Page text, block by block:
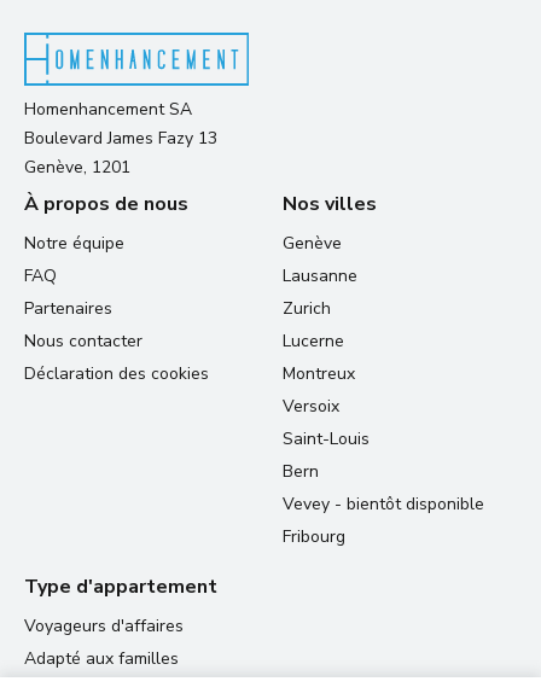
Homenhancement SA
Boulevard James Fazy 13
Genève, 1201
À propos de nous
Notre équipe
FAQ
Partenaires
Nous contacter
Déclaration des cookies
Nos villes
Genève
Lausanne
Zurich
Lucerne
Montreux
Versoix
Saint-Louis
Bern
Vevey - bientôt disponible
Fribourg
Type d'appartement
Voyageurs d'affaires
Adapté aux familles